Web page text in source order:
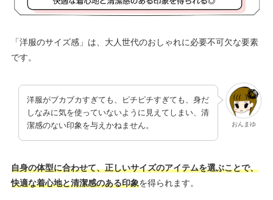
「洋服のサイズ感」は、大人世代のおしゃれに必要不可欠な要素
です。
おんまゆ
洋服がブカブカすぎても、ピチピチすぎても、身だ
しなみに気を使っていないように見えてしまい、清
潔感のない印象を与えかねません。
自身の体型に合わせて、正しいサイズのアイテムを選ぶことで、
快適な着心地と清潔感のある印象を得られます。